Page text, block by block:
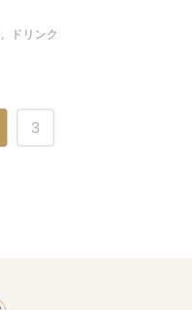
ドリンク
3